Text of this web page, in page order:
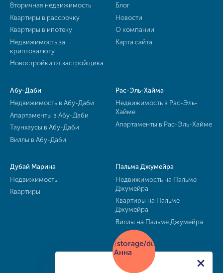
Вторичная недвижимость
Квартиры в рассрочку
Квартиры в ипотеку
Недвижимость за
криптовалюту
Новостройки от застройщика
Блог
Новости
О компании
Карта сайта
Абу-Даби
Недвижимость в Абу-Даби
Апартаменты в Абу-Даби
Таунхаусы в Абу-Даби
Виллы в Абу-Даби
Рас-Эль-Хайма
Недвижимость в Рас-Эль-
Хайме
Апартаменты в Рас-Эль-Хайме
Дубай Марина
Недвижимость
Квартиры
Пальма Джумейра
Недвижимость на Пальме
Джумейра
Квартиры на Пальме
Джумейра
Виллы на Пальме Джумейра